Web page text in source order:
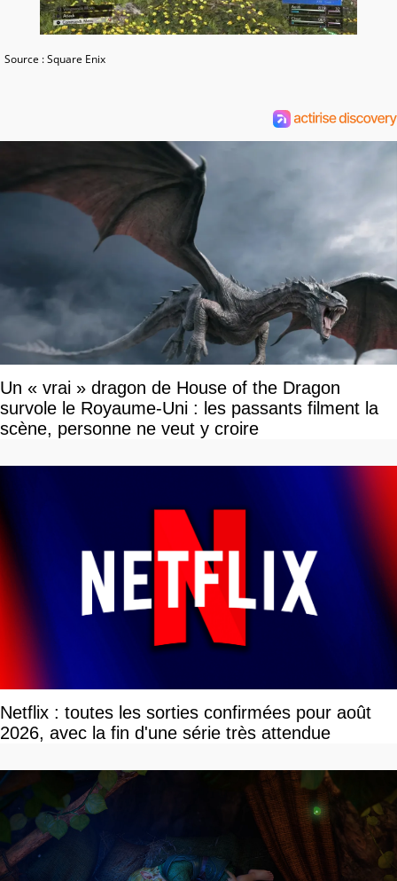
Source : Square Enix
Un « vrai » dragon de House of the Dragon
survole le Royaume-Uni : les passants filment la
scène, personne ne veut y croire
Netflix : toutes les sorties confirmées pour août
2026, avec la fin d'une série très attendue